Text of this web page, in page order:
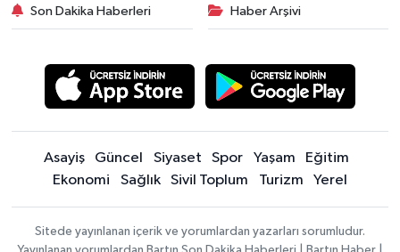
Son Dakika Haberleri Haber Arşivi
Asayiş Güncel Siyaset Spor Yaşam
Eğitim
Ekonomi
Sağlık Sivil Toplum Turizm Yerel
Sitede yayınlanan içerik ve yorumlardan yazarları sorumludur.